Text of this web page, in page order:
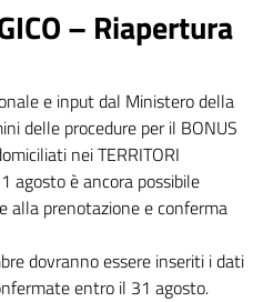
– Riapertura
e input dal Ministero della
delle procedure per il BONUS
nei TERRITORI
agosto è ancora possibile
alla prenotazione e conferma
dovranno essere inseriti i dati
entro il 31 agosto.